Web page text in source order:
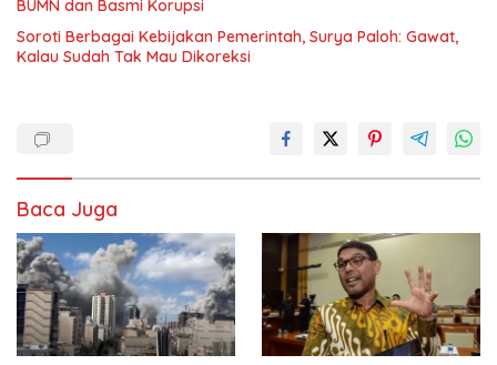
BUMN dan Basmi Korupsi
Soroti Berbagai Kebijakan Pemerintah, Surya Paloh: Gawat,
Kalau Sudah Tak Mau Dikoreksi
Baca Juga